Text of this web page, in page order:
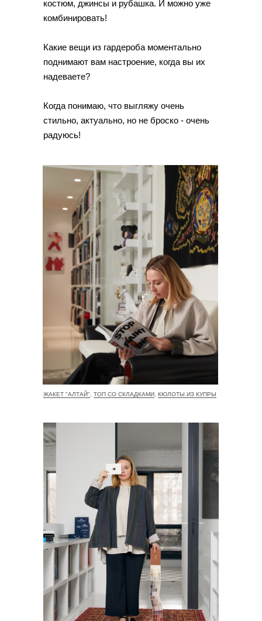
костюм, джинсы и рубашка. И можно уже
комбинировать!
Какие вещи из гардероба моментально
поднимают вам настроение, когда вы их
надеваете?
Когда понимаю, что выгляжу очень
стильно, актуально, но не броско - очень
радуюсь!
ЖАКЕТ "АЛТАЙ" ТОП СО СКЛАДКАМИ КЮЛОТЫ ИЗ КУПРЫ